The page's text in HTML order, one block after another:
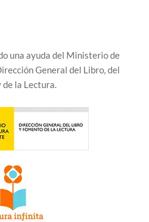
una ayuda del Ministerio de
General del Libro, del
de la Lectura.